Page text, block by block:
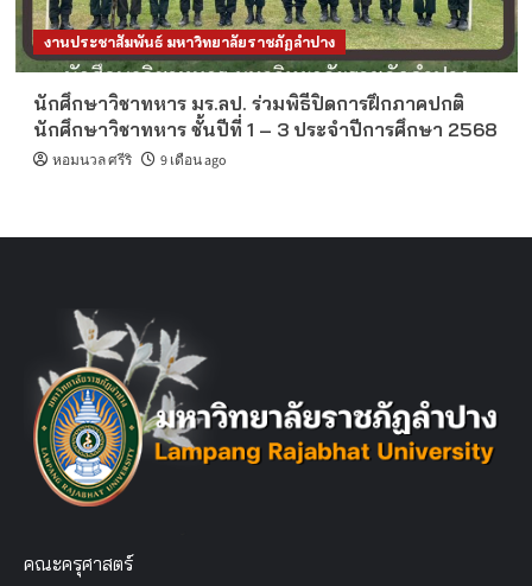
งานประชาสัมพันธ์ มหาวิทยาลัยราชภัฏลำปาง
นักศึกษาวิชาทหาร มร.ลป. ร่วมพิธีปิดการฝึกภาคปกติ
นักศึกษาวิชาทหาร ชั้นปีที่ 1 – 3 ประจำปีการศึกษา 2568
หอมนวล ศรีริ 9 เดือน ago
คณะครุศาสตร์